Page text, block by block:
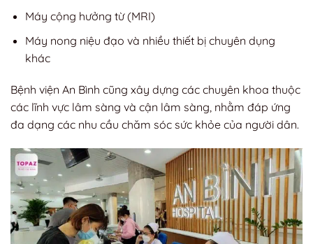
Máy cộng hưởng từ (MRI)
Máy nong niệu đạo và nhiều thiết bị chuyên dụng
khác
Bệnh viện An Bình cũng xây dựng các chuyên khoa thuộc
các lĩnh vực lâm sàng và cận lâm sàng, nhằm đáp ứng
đa dạng các nhu cầu chăm sóc sức khỏe của người dân.